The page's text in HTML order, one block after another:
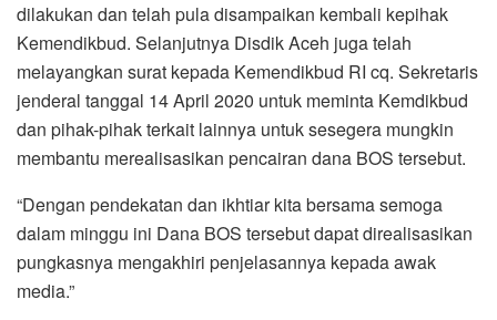
dilakukan dan telah pula disampaikan kembali kepihak
Kemendikbud. Selanjutnya Disdik Aceh juga telah
melayangkan surat kepada Kemendikbud RI cq. Sekretaris
jenderal tanggal 14 April 2020 untuk meminta Kemdikbud
dan pihak-pihak terkait lainnya untuk sesegera mungkin
membantu merealisasikan pencairan dana BOS tersebut.
“Dengan pendekatan dan ikhtiar kita bersama semoga
dalam minggu ini Dana BOS tersebut dapat direalisasikan
pungkasnya mengakhiri penjelasannya kepada awak
media.”